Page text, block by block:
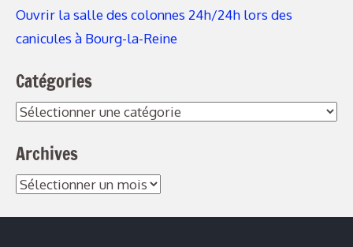
Ouvrir la salle des colonnes 24h/24h lors des
canicules à Bourg-la-Reine
Catégories
Catégories
Archives
Archives